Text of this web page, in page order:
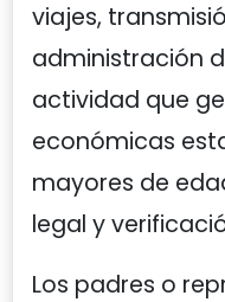
viajes,
administración
actividad que
económicas
mayores de
legal y
Los padres o